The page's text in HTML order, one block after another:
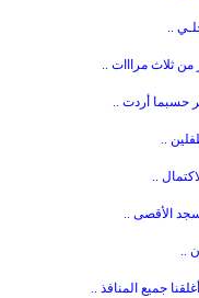
..
من ثلاث مرااات ..
حسبما أردت ..
..
..
الأقصى ..
..
جميع المنافذ ..